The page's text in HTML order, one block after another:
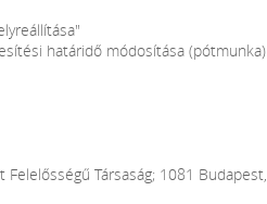
határidő módosítása (pótmunka)
Társaság; 1081 Budapest,